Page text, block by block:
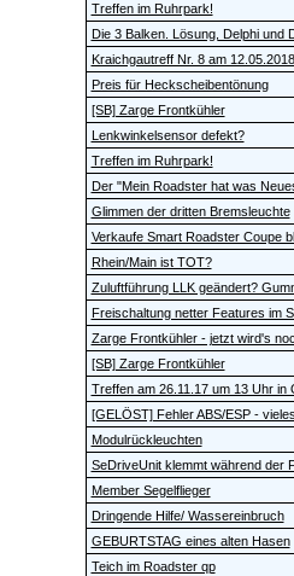
Treffen im Ruhrpark!
Die 3 Balken. Lösung, Delphi und
Kraichgautreff Nr. 8 am 12.05.2018
Preis für Heckscheibentönung
[SB] Zarge Frontkühler
Lenkwinkelsensor defekt?
Treffen im Ruhrpark!
Der "Mein Roadster hat was
Glimmen der dritten Bremsleuchte
Verkaufe Smart Roadster Coupe
Rhein/Main ist TOT?
Zuluftführung LLK geändert?
Freischaltung netter Features im
Zarge Frontkühler - jetzt wird's
[SB] Zarge Frontkühler
Treffen am 26.11.17 um 13 Uhr in
[GELÖST] Fehler ABS/ESP -
Modulrückleuchten
SeDriveUnit klemmt während der
Member Segelflieger
Dringende Hilfe/ Wassereinbruch
GEBURTSTAG eines alten Hasen
Teich im Roadster qp